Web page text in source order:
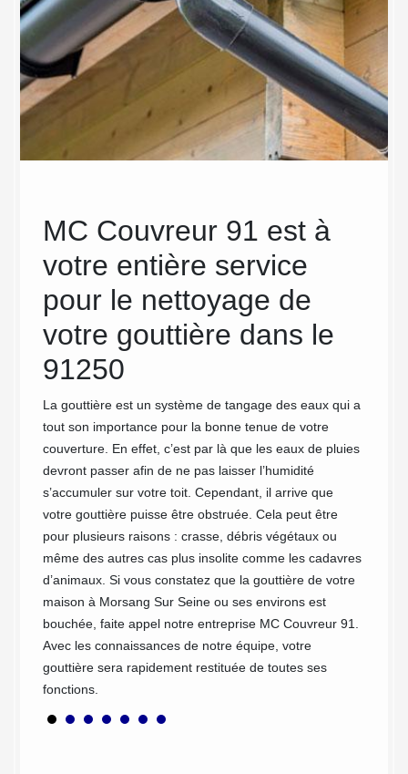
MC Couvreur 91 est à
votre entière service
pour le nettoyage de
votre gouttière dans le
91250
La gouttière est un système de tangage des eaux qui a
tout son importance pour la bonne tenue de votre
couverture. En effet, c’est par là que les eaux de pluies
devront passer afin de ne pas laisser l’humidité
s’accumuler sur votre toit. Cependant, il arrive que
votre gouttière puisse être obstruée. Cela peut être
pour plusieurs raisons : crasse, débris végétaux ou
même des autres cas plus insolite comme les cadavres
d’animaux. Si vous constatez que la gouttière de votre
maison à Morsang Sur Seine ou ses environs est
bouchée, faite appel notre entreprise MC Couvreur 91.
Avec les connaissances de notre équipe, votre
gouttière sera rapidement restituée de toutes ses
fonctions.